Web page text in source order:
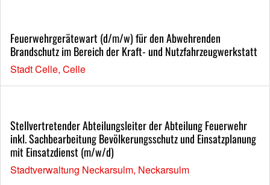
Feuerwehrgerätewart (d/m/w) für den Abwehrenden
Brandschutz im Bereich der Kraft- und Nutzfahrzeugwerkstatt
Stadt Celle, Celle
Stellvertretender Abteilungsleiter der Abteilung Feuerwehr
inkl. Sachbearbeitung Bevölkerungsschutz und Einsatzplanung
mit Einsatzdienst (m/w/d)
Stadtverwaltung Neckarsulm, Neckarsulm